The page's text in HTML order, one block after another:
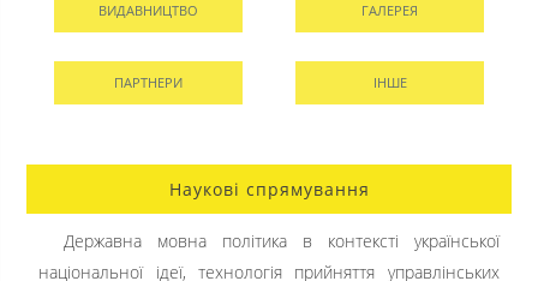
ВИДАВНИЦТВО ГАЛЕРЕЯ
ПАРТНЕРИ ІНШЕ
Наукові спрямування
Державна мовна політика в контексті української
національної ідеї, технологія прийняття управлінських